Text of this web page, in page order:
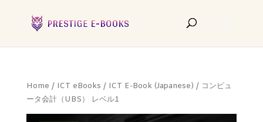
Home / ICT eBooks / ICT E-Book (Japanese) / コンピュ
ータ会計（UBS） レベル1